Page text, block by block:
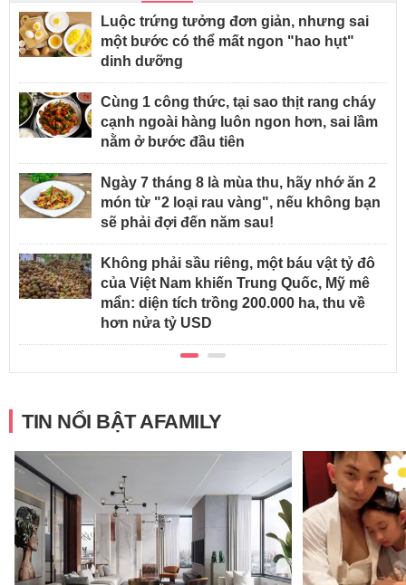
Luộc trứng tưởng đơn giản, nhưng sai
một bước có thể mất ngon "hao hụt"
dinh dưỡng
Cùng 1 công thức, tại sao thịt rang cháy
cạnh ngoài hàng luôn ngon hơn, sai lầm
nằm ở bước đầu tiên
Ngày 7 tháng 8 là mùa thu, hãy nhớ ăn 2
món từ "2 loại rau vàng", nếu không bạn
sẽ phải đợi đến năm sau!
Không phải sầu riêng, một báu vật tỷ đô
của Việt Nam khiến Trung Quốc, Mỹ mê
mẩn: diện tích trồng 200.000 ha, thu về
hơn nửa tỷ USD
TIN NỔI BẬT AFAMILY